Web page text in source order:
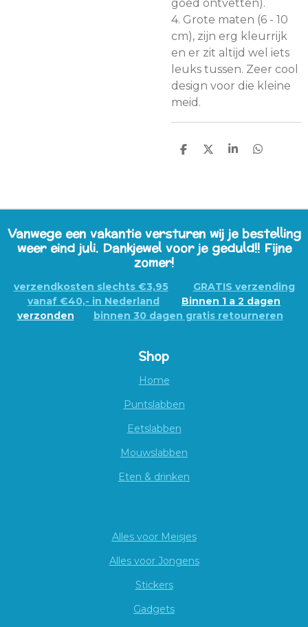
goed ontvetten).
4. Grote maten (6 - 10
cm), zijn erg kleurrijk
en er zit altijd wel iets
leuks tussen. Zeer cool
design voor die kleine
meid.
D
D
S
D
Vanwege een vakantie versturen wij je bestelling
weer eind juli. Dankjewel voor je geduld!! Fijne
zomer!
verzendkosten slechts €3,95
GRATIS verzending
vanaf €40,- in Nederland
Binnen 1 a 2 dagen
verzonden
binnen 30 dagen gratis retourneren
Shop
Home
Puntslabben
Eetslabben
Mouwslabben
Eten & drinken
Alles voor Meisjes
Alles voor Jongens
Stickers
Gadgets